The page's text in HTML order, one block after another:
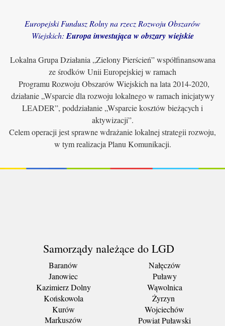
Europejski Fundusz Rolny na rzecz Rozwoju Obszarów
Wiejskich: Europa inwestująca w obszary wiejskie
Lokalna Grupa Działania „Zielony Pierścień” współfinansowana
ze środków Unii Europejskiej w ramach
Programu Rozwoju Obszarów Wiejskich na lata 2014-2020,
działanie „Wsparcie dla rozwoju lokalnego w ramach inicjatywy
LEADER”, poddziałanie „Wsparcie kosztów bieżących i
aktywizacji”.
Celem operacji jest sprawne wdrażanie lokalnej strategii rozwoju,
w tym realizacja Planu Komunikacji.
Samorządy należące do LGD
Baranów
Janowiec
Kazimierz Dolny
Końskowola
Kurów
Markuszów
Nałęczów
Puławy
Wąwolnica
Żyrzyn
Wojciechów
Powiat Puławski